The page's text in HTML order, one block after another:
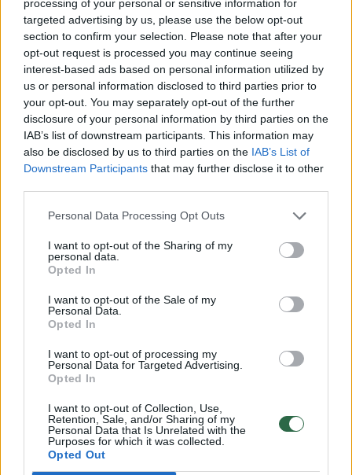
processing of your personal or sensitive information for
targeted advertising by us, please use the below opt-out
section to confirm your selection. Please note that after your
opt-out request is processed you may continue seeing
interest-based ads based on personal information utilized by
us or personal information disclosed to third parties prior to
your opt-out. You may separately opt-out of the further
disclosure of your personal information by third parties on the
IAB’s list of downstream participants. This information may
also be disclosed by us to third parties on the IAB’s List of
Downstream Participants that may further disclose it to other
Personal Data Processing Opt Outs
I want to opt-out of the Sharing of my
personal data.
Opted In
I want to opt-out of the Sale of my
Personal Data.
Opted In
I want to opt-out of processing my
Personal Data for Targeted Advertising.
Opted In
I want to opt-out of Collection, Use,
Retention, Sale, and/or Sharing of my
Personal Data that Is Unrelated with the
Purposes for which it was collected.
Opted Out
10 porų varžysis ne tik dėl aukščiausių balų iš
komisijos, bet ir dėl žiūrovų simpatijų. Po
keturių laidų du mažiausiai komisijos balų
surinkę duetai stos į išlikimo kovą ir būtent
žiūrovų balsai nulems, kas liks projekte, o kas
turės palikti sceną pirmieji.
„Žvaigždžių duetai. Nauja era“ premjera – šį
sekmadienio vakarą, 19 val. 30 min. per LNK.
Naglis Bierancas Žvaigždžių duetai
Komentuoti po šiuo straipsniu
Komentuoti gali tik Lrytas registruoti vartotojai.
Prisijunkite prie registruotų vartotojų
bendruomenės ir bendraukite komentaruose!